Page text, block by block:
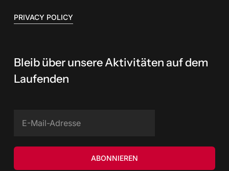
PRIVACY POLICY
Bleib über unsere Aktivitäten auf dem
Laufenden